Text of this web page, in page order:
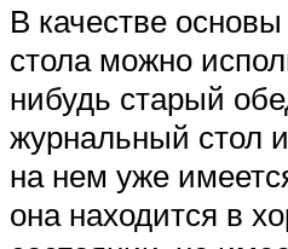
В качестве
стола можно
нибудь старый
журнальный стол
на нем уже
она находится в